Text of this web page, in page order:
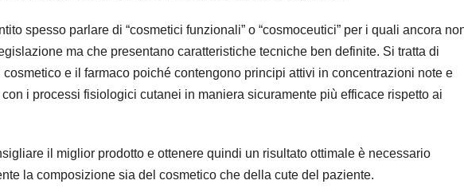
spesso parlare di “cosmetici funzionali” o “cosmoceutici” per i quali ancora
ma che presentano caratteristiche tecniche ben definite. Si tratta di
cosmetico e il farmaco poiché contengono principi attivi in concentrazioni note e
i processi fisiologici cutanei in maniera sicuramente più efficace rispetto ai
il miglior prodotto e ottenere quindi un risultato ottimale è necessario
la composizione sia del cosmetico che della cute del paziente.